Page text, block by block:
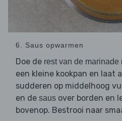
6. Saus opwarmen
Doe de rest van de marinade
een kleine kookpan en laat
sudderen op middelhoog
en de saus over borden en
bovenop. Bestrooi naar